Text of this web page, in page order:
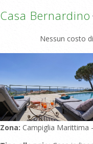
Casa Bernardino
Nessun costo
Zona: Campiglia Marittima